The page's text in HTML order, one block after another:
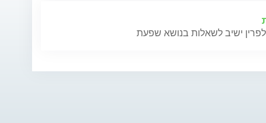
ישיב לשאלות בנושא שפעת